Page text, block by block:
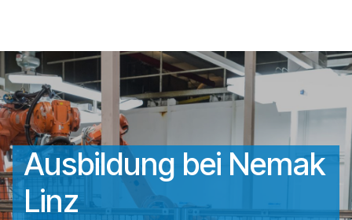
Ausbildung bei Nemak
Linz